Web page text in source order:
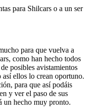
para Shilcars o a un ser
para que vuelva a
como han hecho todos
posibles avistamientos
así ellos lo crean oportuno.
para que así podáis
y ver el paso de sus
un hecho muy pronto.